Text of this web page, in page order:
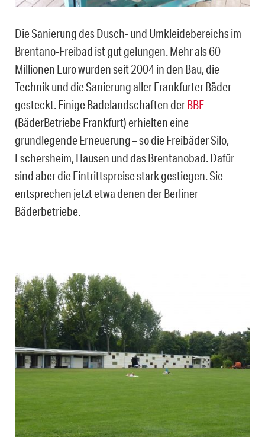
Die Sanierung des Dusch- und Umkleidebereichs im
Brentano-Freibad ist gut gelungen. Mehr als 60
Millionen Euro wurden seit 2004 in den Bau, die
Technik und die Sanierung aller Frankfurter Bäder
gesteckt. Einige Badelandschaften derBBF
(BäderBetriebe Frankfurt) erhielten eine
grundlegende Erneuerung – so die Freibäder Silo,
Eschersheim, Hausen und das Brentanobad. Dafür
sind aber die Eintrittspreise stark gestiegen. Sie
entsprechen jetzt etwa denen der Berliner
Bäderbetriebe.